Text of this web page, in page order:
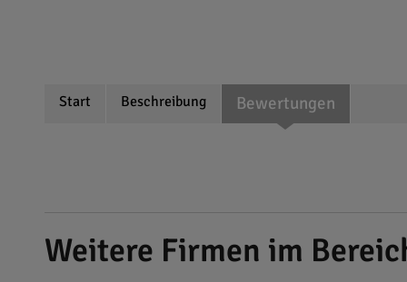
Start Beschreibung Bewertungen
Weitere Firmen im